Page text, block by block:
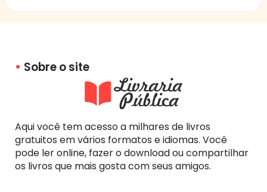
Sobre o site
Aqui você tem acesso a milhares de livros
gratuitos em vários formatos e idiomas. Você
pode ler online, fazer o download ou compartilhar
os livros que mais gosta com seus amigos.